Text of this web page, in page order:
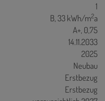
1
B, 33 kWh/m2a
A+, 0,75
14.11.2033
2025
Neubau
Erstbezug
Erstbezug